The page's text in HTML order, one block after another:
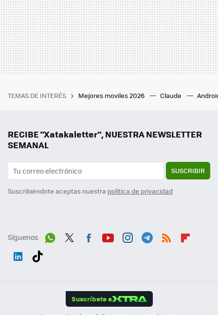
TEMAS DE INTERÉS Mejores moviles 2026 Claude
RECIBE "Xatakaletter", NUESTRA NEWSLETTER
SEMANAL
SUSCRIBIR
Suscribiéndote aceptas nuestra política de privacidad
Síguenos
Suscríbete a